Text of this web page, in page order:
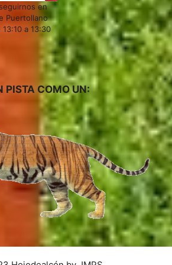
en
Puertollano
a 13:30
PISTA COMO UN: